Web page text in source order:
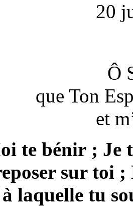
20
Ô
que Ton
et
te bénir ; Je
sur toi
laquelle tu